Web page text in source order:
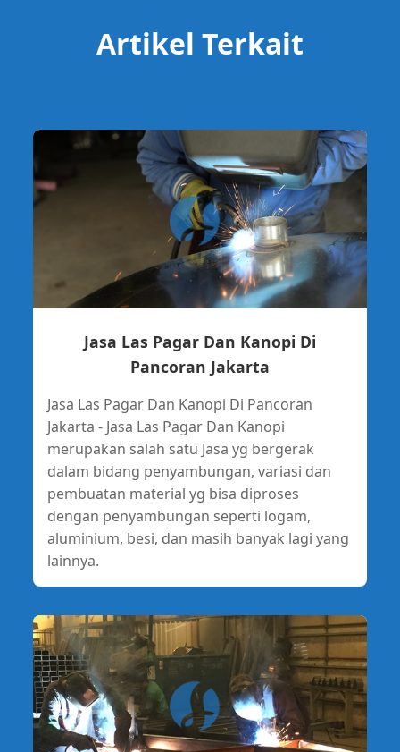
Artikel Terkait
Jasa Las Pagar Dan Kanopi Di
Pancoran Jakarta
Jasa Las Pagar Dan Kanopi Di Pancoran
Jakarta - Jasa Las Pagar Dan Kanopi
merupakan salah satu Jasa yg bergerak
dalam bidang penyambungan, variasi dan
pembuatan material yg bisa diproses
dengan penyambungan seperti logam,
aluminium, besi, dan masih banyak lagi yang
lainnya.